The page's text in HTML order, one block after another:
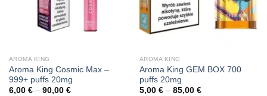
AROMA KING
Aroma King Cosmic Max –
999+ puffs 20mg
6,00 € – 90,00 €Price
AROMA KING
Aroma King GEM BOX 700
puffs 20mg
5,00 € – 85,00 €Price